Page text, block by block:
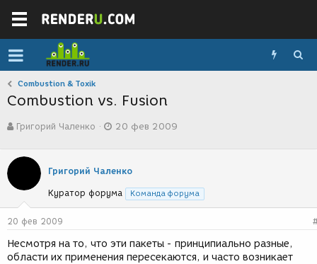
Combustion & Toxik
Combustion vs. Fusion
в
о
е
м
ы
Григорий Чаленко
а
с
з
д
и
я
20 фев 2009
Григорий Чаленко
Куратор форума Команда форума
20 фев 2009
Несмотря на то, что эти пакеты - принципиально разные,
области их применения пересекаются, и часто возникает